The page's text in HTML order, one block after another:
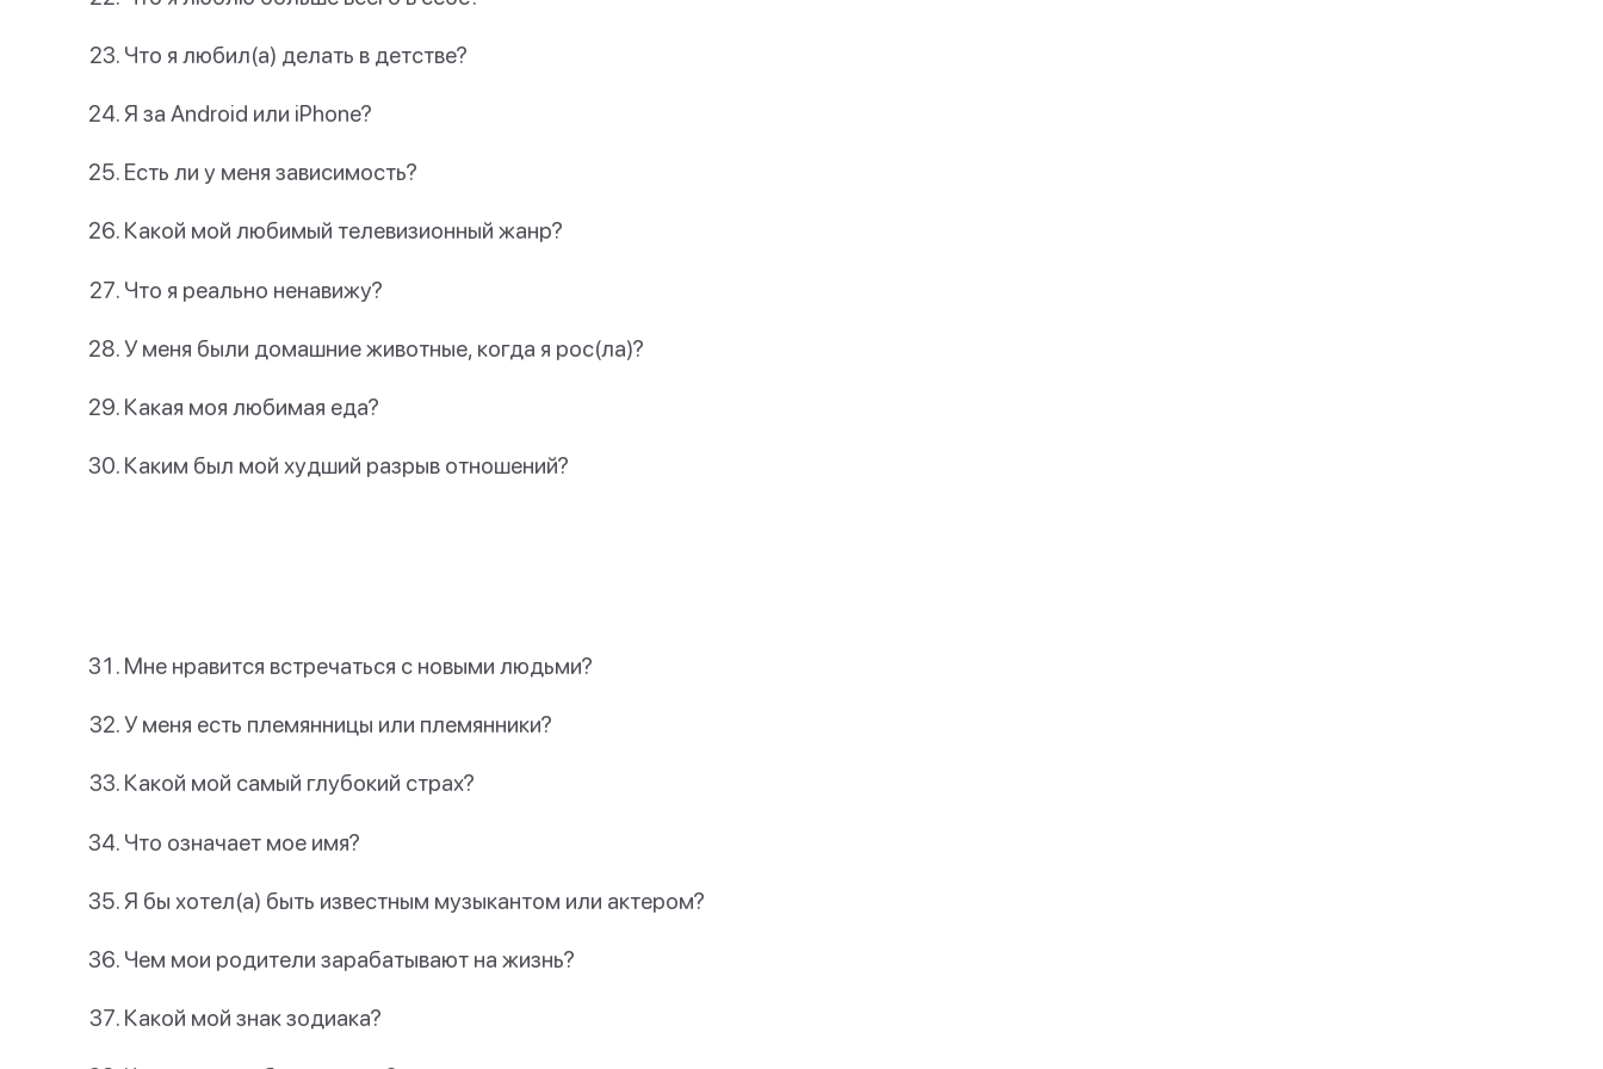
Что я любил(а) делать в детстве?
Я за Android или iPhone?
Есть ли у меня зависимость?
Какой мой любимый телевизионный жанр?
Что я реально ненавижу?
У меня были домашние животные, когда я рос(ла)?
Какая моя любимая еда?
Каким был мой худший разрыв отношений?
Мне нравится встречаться с новыми людьми?
У меня есть племянницы или племянники?
Какой мой самый глубокий страх?
Что означает мое имя?
Я бы хотел(а) быть известным музыкантом или актером?
Чем мои родители зарабатывают на жизнь?
Какой мой знак зодиака?